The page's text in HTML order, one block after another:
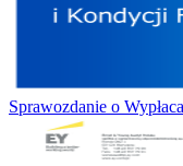
Sprawozdanie o